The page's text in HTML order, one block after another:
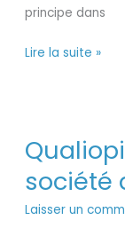
principe dans
Lire la suite »
société
Laisser un
:
atout
pour